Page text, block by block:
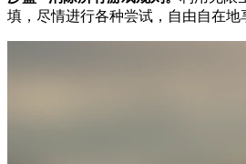
填，尽情进行各种尝试，自由自在地